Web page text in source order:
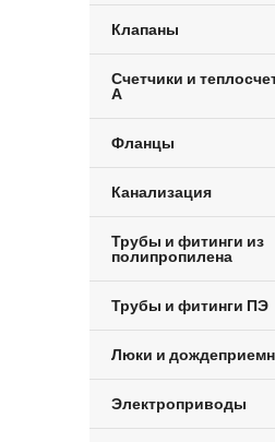
Клапаны
Счетчики и
А
Фланцы
Канализация
Трубы и фитинги из
полипропилена
Трубы и фитинги ПЭ
Люки и
Электроприводы